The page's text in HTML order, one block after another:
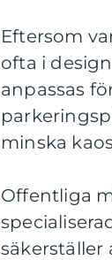
Eftersom
ofta i
anpassas
minska
Offentliga
säkerställer